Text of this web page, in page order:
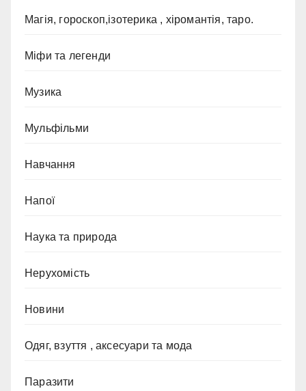
Магія, гороскоп,ізотерика , хіромантія, таро.
Міфи та легенди
Музика
Мульфільми
Навчання
Напої
Наука та природа
Нерухомість
Новини
Одяг, взуття , аксесуари та мода
Паразити